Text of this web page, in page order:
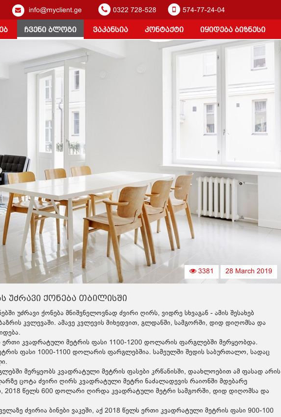
info@myclient.ge 0322 728-528 574-77-24-04
ჩვენი ბლოგი ვაკანსია კონტაქტი იყიდება ბიზნესი
28 March 2019
3381
უძრავი ქონება თბილისში
უძრავი ქონება მნიშვნელოვნად ძვირი ღირს, ვიდრე სხვაგან - ამის შესახებ
კვლევაში. ამავე კვლევის მიხედვით, გლდანში, სამგორში, დიდ დიღომსა და
ერთი კვადრატული მეტრის ფასი 1100-1200 დოლარის ფარგლებში მერყეობდა.
ფასი 1000-1100 დოლარის ფარგლებშია. სამეულში შედის საბურთალო, სადაც
მერყეობს კვადრატული მეტრის ფასები კრწანისში, დაახლოებით ამ ფასად არის
ცოტა ძვირი ღირს კვადრატული მეტრი ნაძალადევის რაიონში მდებარე
2018 წელს 600 დოლარი ღირდა კვადრატული მეტრი სამგორში, დიდ დიღომსა და
ძვირია ბინები ვაკეში, აქ 2018 წელს ერთი კვადრატული მეტრის ფასი 900-100